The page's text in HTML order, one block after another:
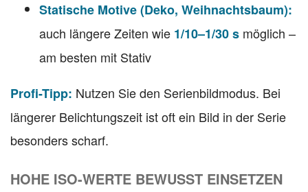
Statische Motive (Deko, Weihnachtsbaum):
auch längere Zeiten wie 1/10–1/30 s möglich –
am besten mit Stativ
Profi-Tipp: Nutzen Sie den Serienbildmodus. Bei
längerer Belichtungszeit ist oft ein Bild in der Serie
besonders scharf.
HOHE ISO-WERTE BEWUSST EINSETZEN